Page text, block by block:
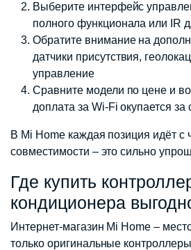
Выберите интерфейс
полного функционала или IR
Обратите внимание на
датчики присутствия,
управление
Сравните модели по цене и
доплата за Wi-Fi окупается за
В Mi Home каждая позиция идёт с
совместимости – это сильно
Где купить
кондиционера
Интернет-магазин Mi Home –
только оригинальные